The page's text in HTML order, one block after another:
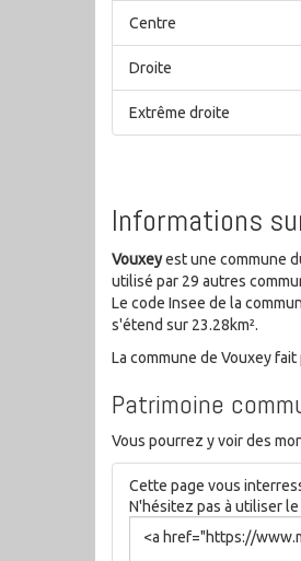
Centre
Droite
Extrême droite
Informations
Vouxeyest une commune
utilisé par 29 autres
Le code Insee de la
s'étend sur 23.28km².
La commune de Vouxey fait
Patrimoine
Vous pourrez y voir des
Cette page vous
N'hésitez pas à utiliser